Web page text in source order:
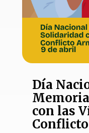
Día
con las